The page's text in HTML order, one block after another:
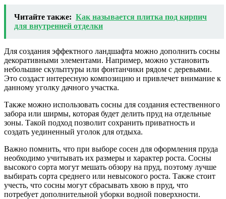
Читайте также: Как называется плитка под кирпич
для внутренней отделки
Для создания эффектного ландшафта можно дополнить сосны
декоративными элементами. Например, можно установить
небольшие скульптуры или фонтанчики рядом с деревьями.
Это создаст интересную композицию и привлечет внимание к
данному уголку дачного участка.
Также можно использовать сосны для создания естественного
забора или ширмы, которая будет делить пруд на отдельные
зоны. Такой подход позволит сохранить приватность и
создать уединенный уголок для отдыха.
Важно помнить, что при выборе сосен для оформления пруда
необходимо учитывать их размеры и характер роста. Сосны
высокого сорта могут мешать обзору на пруд, поэтому лучше
выбирать сорта среднего или невысокого роста. Также стоит
учесть, что сосны могут сбрасывать хвою в пруд, что
потребует дополнительной уборки водной поверхности.